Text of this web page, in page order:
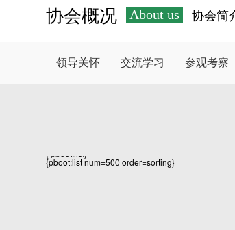
协会概况 About us 协会简
领导关怀 交流学习 参观考察
{pboot:list num=500 order=sorting}